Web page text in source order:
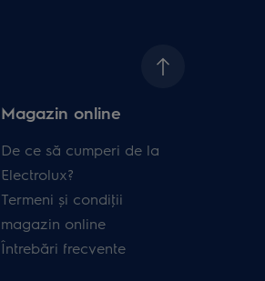
Magazin online
De ce să cumperi de la
Electrolux?
Termeni și condiţii
magazin online
Întrebări frecvente